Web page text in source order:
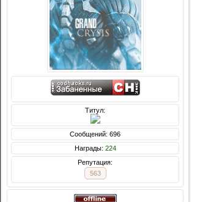
Титул:
Сообщений: 696
Награды: 224
Репутация:
563